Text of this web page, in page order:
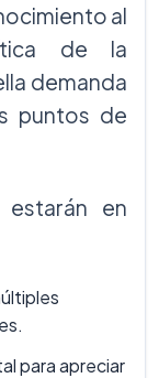
al
de la
demanda
puntos de
en
para apreciar